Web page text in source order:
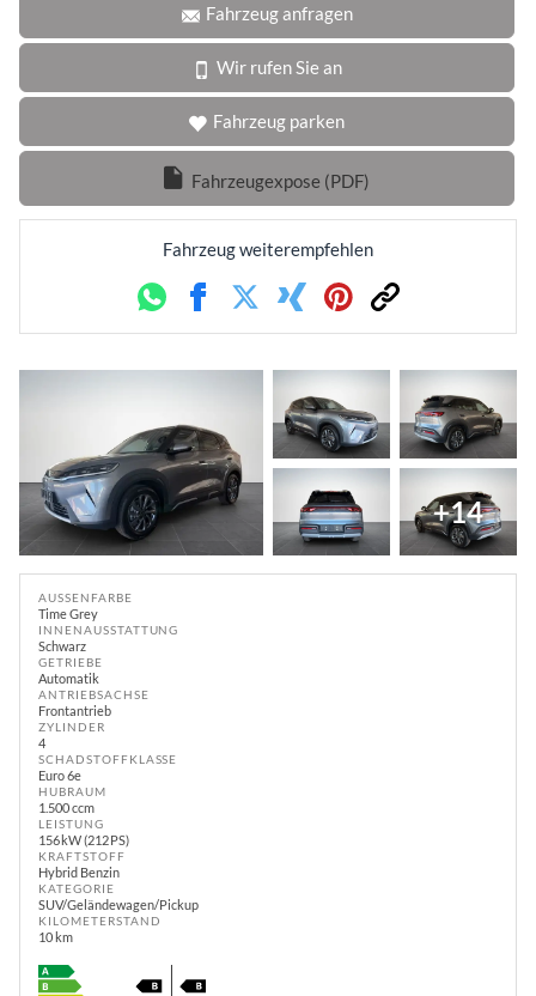
Fahrzeug anfragen
Wir rufen Sie an
Fahrzeug parken
Fahrzeugexpose (PDF)
Fahrzeug weiterempfehlen
WhatsappFacebookTwitterXing PinterestLink
+14
AUSSENFARBE
Time Grey
INNENAUSSTATTUNG
Schwarz
GETRIEBE
Automatik
ANTRIEBSACHSE
Frontantrieb
ZYLINDER
4
SCHADSTOFFKLASSE
Euro 6e
HUBRAUM
1.500 ccm
LEISTUNG
156 kW (212 PS)
KRAFTSTOFF
Hybrid Benzin
KATEGORIE
SUV/Geländewagen/Pickup
KILOMETERSTAND
10 km